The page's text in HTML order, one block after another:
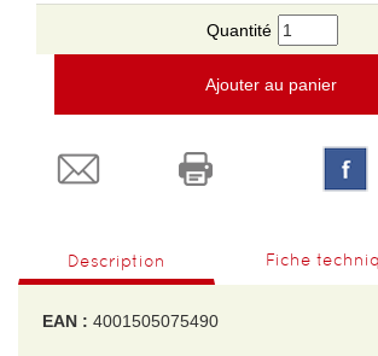
Quantité
Ajouter au panier
Description Fiche
EAN : 4001505075490